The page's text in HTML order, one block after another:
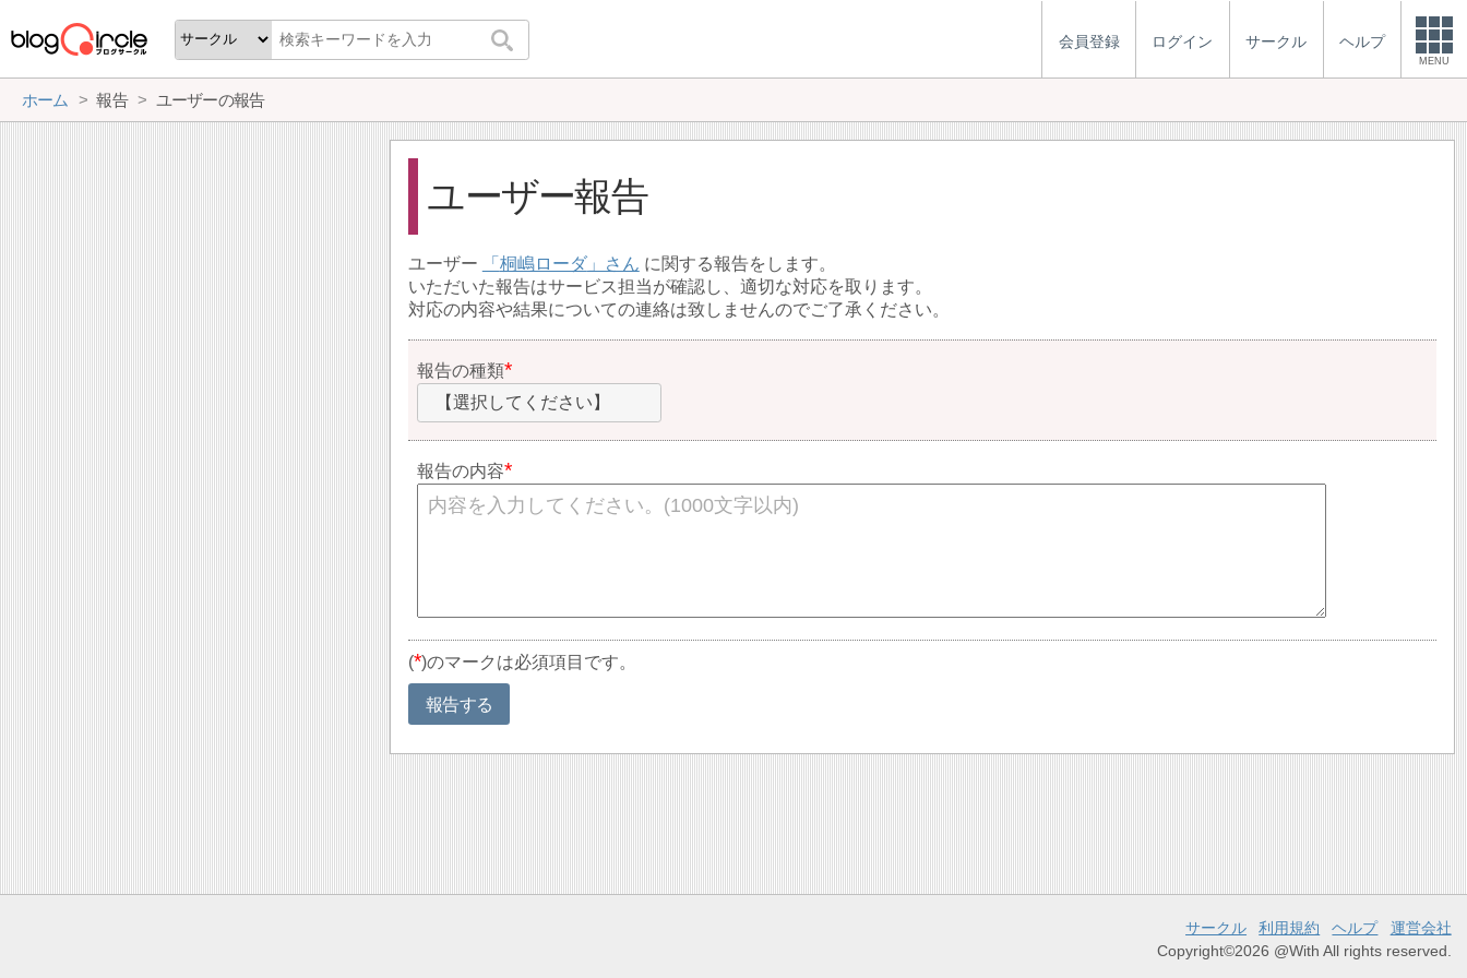
会員登録 ログイン サークル ヘルプ
MENU
ホーム 報告 ユーザーの報告
ユーザー報告
ユーザー 桐嶋ローダ
に関する報告をします。
いただいた報告はサービス担当が確認し、適切な対応を取ります。
対応の内容や結果についての連絡は致しませんのでご了承ください。
報告の種類
【選択してください】
報告の内容
(*)のマークは必須項目です。
報告する
サークル 利用規約 ヘルプ
運営会社
Copyright©2026 @With All rights reserved.